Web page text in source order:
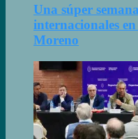
Una súper
internacionales
Moreno